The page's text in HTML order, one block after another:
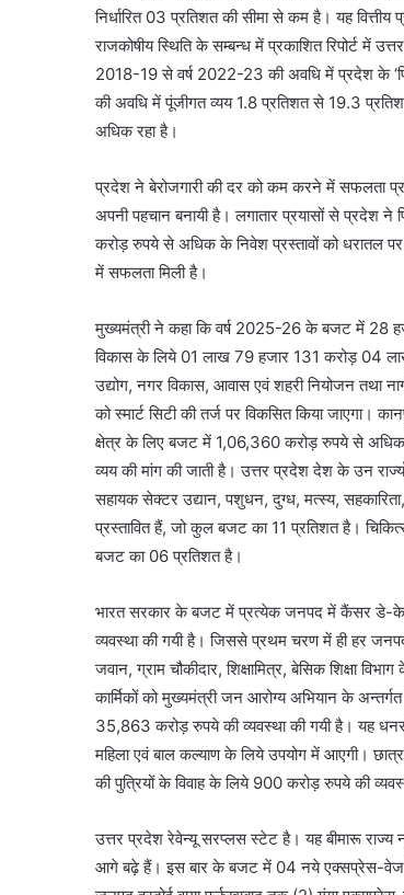
निर्धारित 03 प्रतिशत की सीमा से कम है। यह वित्तीय
राजकोषीय स्थिति के सम्बन्ध में प्रकाशित रिपोर्ट में
2018-19 से वर्ष 2022-23 की अवधि में प्रदेश के
की अवधि में पूंजीगत व्यय 1.8 प्रतिशत से 19.3
अधिक रहा है।
प्रदेश ने बेरोजगारी की दर को कम करने में सफलता
अपनी पहचान बनायी है। लगातार प्रयासों से प्रदेश
करोड़ रुपये से अधिक के निवेश प्रस्तावों को धरातल
में सफलता मिली है।
मुख्यमंत्री ने कहा कि वर्ष 2025-26 के बजट में 28
विकास के लिये 01 लाख 79 हजार 131 करोड़ 04
उद्योग, नगर विकास, आवास एवं शहरी नियोजन तथा
को स्मार्ट सिटी की तर्ज पर विकसित किया जाएगा।
क्षेत्र के लिए बजट में 1,06,360 करोड़ रुपये से
व्यय की मांग की जाती है। उत्तर प्रदेश देश के उन
सहायक सेक्टर उद्यान, पशुधन, दुग्ध, मत्स्य,
प्रस्तावित हैं, जो कुल बजट का 11 प्रतिशत है।
बजट का 06 प्रतिशत है।
भारत सरकार के बजट में प्रत्येक जनपद में कैंसर डे-
व्यवस्था की गयी है। जिससे प्रथम चरण में ही हर
जवान, ग्राम चौकीदार, शिक्षामित्र, बेसिक शिक्षा
कार्मिकों को मुख्यमंत्री जन आरोग्य अभियान के
35,863 करोड़ रुपये की व्यवस्था की गयी है। यह
महिला एवं बाल कल्याण के लिये उपयोग में आएगी।
की पुत्रियों के विवाह के लिये 900 करोड़ रुपये की
उत्तर प्रदेश रेवेन्यू सरप्लस स्टेट है। यह बीमारू
आगे बढ़े हैं। इस बार के बजट में 04 नये एक्सप्रेस-वेज